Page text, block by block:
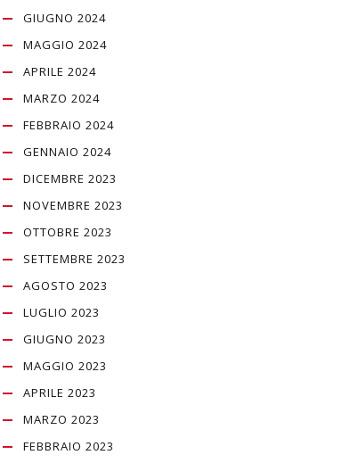
GIUGNO 2024
MAGGIO 2024
APRILE 2024
MARZO 2024
FEBBRAIO 2024
GENNAIO 2024
DICEMBRE 2023
NOVEMBRE 2023
OTTOBRE 2023
SETTEMBRE 2023
AGOSTO 2023
LUGLIO 2023
GIUGNO 2023
MAGGIO 2023
APRILE 2023
MARZO 2023
FEBBRAIO 2023